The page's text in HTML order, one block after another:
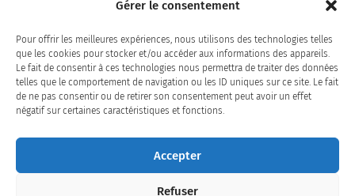
Gérer le consentement
Pour offrir les meilleures expériences, nous utilisons des technologies telles
que les cookies pour stocker et/ou accéder aux informations des appareils.
Le fait de consentir à ces technologies nous permettra de traiter des données
telles que le comportement de navigation ou les ID uniques sur ce site. Le fait
de ne pas consentir ou de retirer son consentement peut avoir un effet
négatif sur certaines caractéristiques et fonctions.
Accepter
Refuser
69220 Belleville-en-Beaujolais
04 74 66 35 98
SUIVEZ-NOUS